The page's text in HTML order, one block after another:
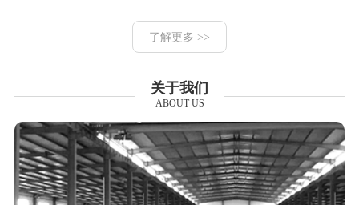
了解更多 >>
关于我们
ABOUT US